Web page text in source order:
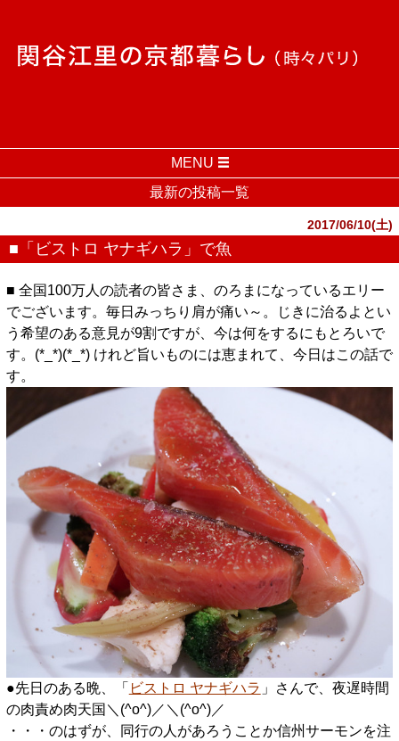
MENU
最新の投稿一覧
2017/06/10(土)
■「ビストロ ヤナギハラ」で魚
■ 全国100万人の読者の皆さま、のろまになっているエリー
でございます。毎日みっちり肩が痛い～。じきに治るよとい
う希望のある意見が9割ですが、今は何をするにもとろいで
す。(*_*)(*_*) けれど旨いものには恵まれて、今日はこの話で
す。
●先日のある晩、「 ビストロ ヤナギハラ 」さんで、夜遅時間
の肉責め肉天国＼(^o^)／＼(^o^)／
・・・のはずが、同行の人があろうことか信州サーモンを注